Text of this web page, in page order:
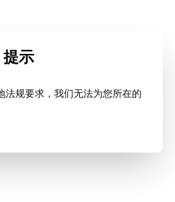
提示
法规要求，我们无法为您所在的